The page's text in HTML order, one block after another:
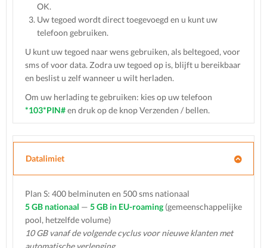
OK.
Uw tegoed wordt direct toegevoegd en u kunt uw
telefoon gebruiken.
U kunt uw tegoed naar wens gebruiken, als beltegoed, voor
sms of voor data. Zodra uw tegoed op is, blijft u bereikbaar
en beslist u zelf wanneer u wilt herladen.
Om uw herlading te gebruiken: kies op uw telefoon
*103*PIN#en druk op de knop Verzenden / bellen.
Datalimiet
Plan S: 400 belminuten en 500 sms nationaal
5 GB nationaal — 5 GB in EU-roaming (gemeenschappelijke
pool, hetzelfde volume)
10 GB vanaf de volgende cyclus voor nieuwe klanten met
automatische verlenging